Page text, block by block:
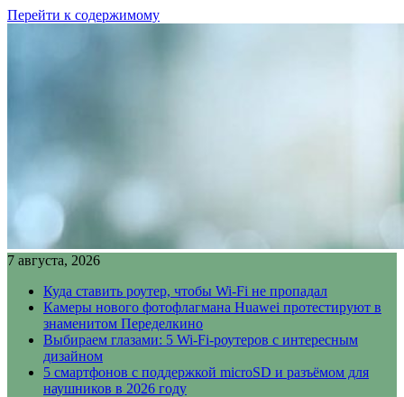
Перейти к содержимому
7 августа, 2026
Куда ставить роутер, чтобы Wi-Fi не пропадал
Камеры нового фотофлагмана Huawei протестируют в
знаменитом Переделкино
Выбираем глазами: 5 Wi-Fi-роутеров с интересным
дизайном
5 смартфонов с поддержкой microSD и разъёмом для
наушников в 2026 году